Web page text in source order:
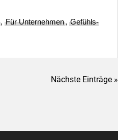
, Für Unternehmen, Gefühls-
Nächste Einträge »